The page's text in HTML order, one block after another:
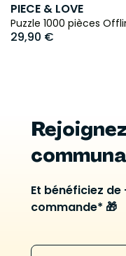
PIECE & LOVE
Puzzle 1000 pièces
29,90 €
Et bénéficiez de
commande* 🎁